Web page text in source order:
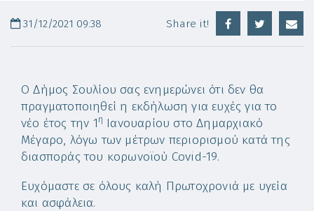
31/12/2021 09:38 Share it!
Ο Δήμος Σουλίου σας ενημερώνει ότι δεν θα
πραγματοποιηθεί η εκδήλωση για ευχές για το
νέο έτος την 1 η Ιανουαρίου στο Δημαρχιακό
Μέγαρο, λόγω των μέτρων περιορισμού κατά της
διασποράς του κορωνοϊού Covid-19.
Ευχόμαστε σε όλους καλή Πρωτοχρονιά με υγεία
και ασφάλεια.